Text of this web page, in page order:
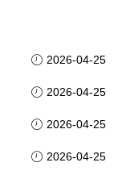
2026-04-25
2026-04-25
2026-04-25
2026-04-25